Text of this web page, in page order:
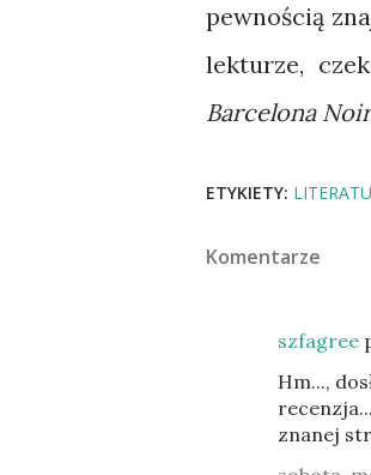
pewnością
lekturze,
Barcelona Noir
ETYKIETY:
Komentarze
szfagree
Hm...,
znanej